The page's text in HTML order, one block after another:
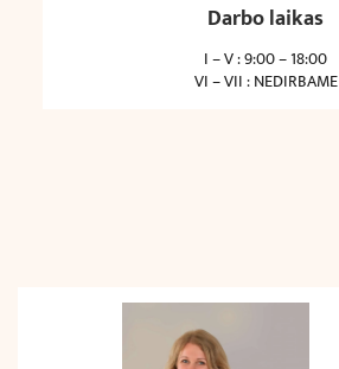
Darbo laikas
I – V : 9:00 – 18:00
VI – VII : NEDIRBAME